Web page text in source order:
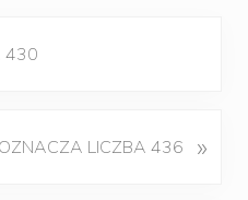
430
LICZBA 436 »